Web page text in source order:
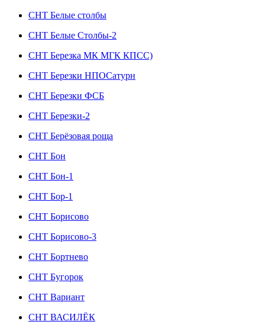
СНТ Белые столбы
СНТ Белые Столбы-2
СНТ Березка МК МГК КПСС)
СНТ Березки НПОСатурн
СНТ Березки ФСБ
СНТ Березки-2
СНТ Берёзовая роща
СНТ Бон
СНТ Бон-1
СНТ Бор-1
СНТ Борисово
СНТ Борисово-3
СНТ Бортнево
СНТ Бугорок
СНТ Вариант
СНТ ВАСИЛЁК